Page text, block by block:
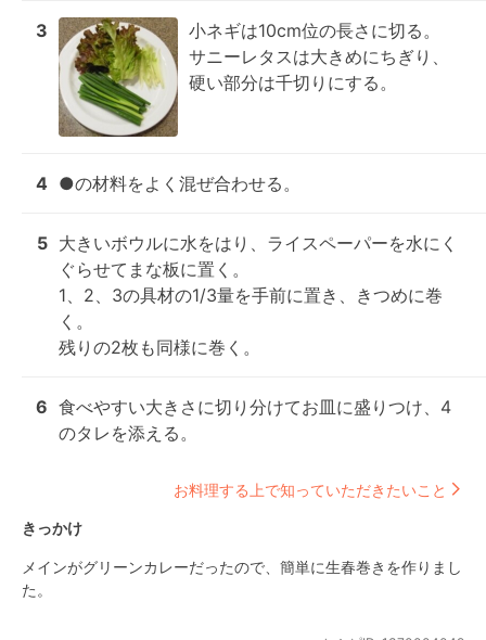
3
小ネギは10cm位の長さに切る。
サニーレタスは大きめにちぎり、
硬い部分は千切りにする。
4 ●の材料をよく混ぜ合わせる。
5 大きいボウルに水をはり、ライスペーパーを水にく
ぐらせてまな板に置く。
1、2、3の具材の1/3量を手前に置き、きつめに巻
く。
残りの2枚も同様に巻く。
6 食べやすい大きさに切り分けてお皿に盛りつけ、4
のタレを添える。
お料理する上で知っていただきたいこと
きっかけ
メインがグリーンカレーだったので、簡単に生春巻きを作りまし
た。